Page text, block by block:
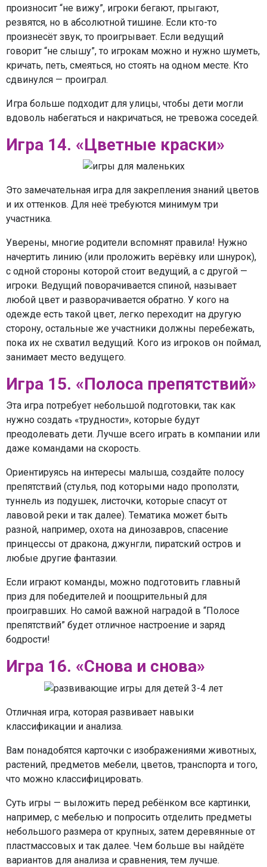
произносит “не вижу”, игроки бегают, прыгают,
резвятся, но в абсолютной тишине. Если кто-то
произнесёт звук, то проигрывает. Если ведущий
говорит “не слышу”, то игрокам можно и нужно шуметь,
кричать, петь, смеяться, но стоять на одном месте. Кто
сдвинулся — проиграл.
Игра больше подходит для улицы, чтобы дети могли
вдоволь набегаться и накричаться, не тревожа соседей.
Игра 14. «Цветные краски»
Это замечательная игра для закрепления знаний цветов
и их оттенков. Для неё требуются минимум три
участника.
Уверены, многие родители вспомнят правила! Нужно
начертить линию (или проложить верёвку или шнурок),
с одной стороны которой стоит ведущий, а с другой —
игроки. Ведущий поворачивается спиной, называет
любой цвет и разворачивается обратно. У кого на
одежде есть такой цвет, легко переходит на другую
сторону, остальные же участники должны перебежать,
пока их не схватил ведущий. Кого из игроков он поймал,
занимает место ведущего.
Игра 15. «Полоса препятствий»
Эта игра потребует небольшой подготовки, так как
нужно создать «трудности», которые будут
преодолевать дети. Лучше всего играть в компании или
даже командами на скорость.
Ориентируясь на интересы малыша, создайте полосу
препятствий (стулья, под которыми надо проползти,
туннель из подушек, листочки, которые спасут от
лавовой реки и так далее). Тематика может быть
разной, например, охота на динозавров, спасение
принцессы от дракона, джунгли, пиратский остров и
любые другие фантазии.
Если играют команды, можно подготовить главный
приз для победителей и поощрительный для
проигравших. Но самой важной наградой в “Полосе
препятствий” будет отличное настроение и заряд
бодрости!
Игра 16. «Снова и снова»
Отличная игра, которая развивает навыки
классификации и анализа.
Вам понадобятся карточки с изображениями животных,
растений, предметов мебели, цветов, транспорта и того,
что можно классифицировать.
Суть игры — выложить перед ребёнком все картинки,
например, с мебелью и попросить отделить предметы
небольшого размера от крупных, затем деревянные от
пластмассовых и так далее. Чем больше вы найдёте
вариантов для анализа и сравнения, тем лучше.